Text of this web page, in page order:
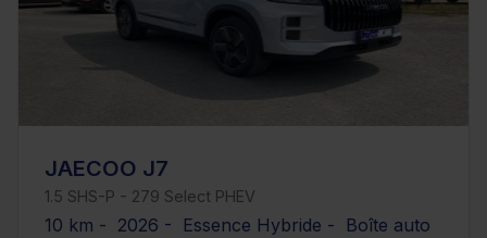
JAECOO J7
1.5 SHS-P - 279 Select PHEV
10 km - 2026 - Essence Hybride - Boîte auto